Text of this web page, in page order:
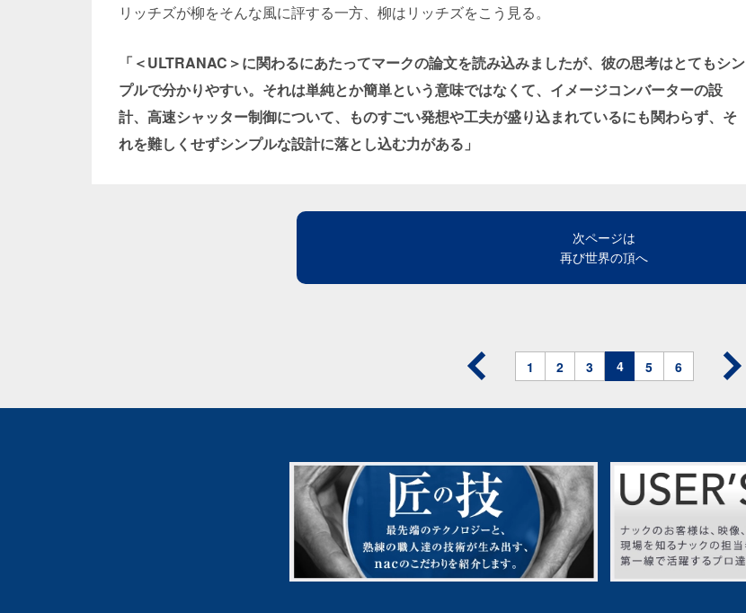
リッチズが柳をそんな風に評する一方、柳はリッチズをこう見る。
「＜ULTRANAC＞に関わるにあたってマークの論文を読み込みましたが、彼の思考はとてもシン
プルで分かりやすい。それは単純とか簡単という意味ではなくて、イメージコンバーターの設
計、高速シャッター制御について、ものすごい発想や工夫が盛り込まれているにも関わらず、そ
れを難しくせずシンプルな設計に落とし込む力がある」
次ページは
再び世界の頂へ
1 2 3 4 5 6